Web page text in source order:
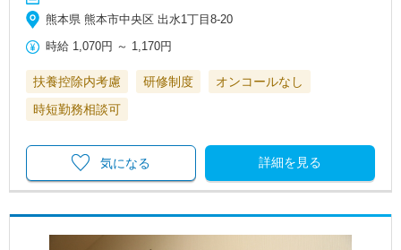
熊本県 熊本市中央区 出水1丁目8-20
時給 1,070円 ～ 1,170円
扶養控除内考慮 研修制度
オンコールなし
時短勤務相談可
詳細を見る
気になる